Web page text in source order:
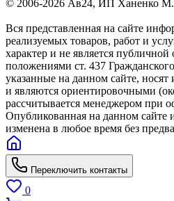
© 2006-2026 Ав24, ИП Ханенко
Вся представленная на сайте
реализуемых товаров, работ и
характер и не является
положениями ст. 437
указанные на данном сайте,
и являются ориентировочными
рассчитывается менеджером при
Опубликованная на данном
изменена в любое время без
Переключить контакты
0